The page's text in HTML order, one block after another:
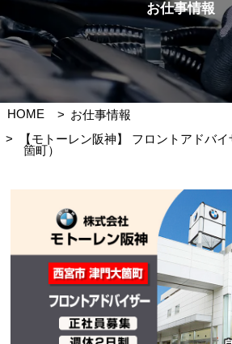
お仕事情報
HOME
お仕事情報
【モトーレン阪神】 フロントアドバ
箇町）